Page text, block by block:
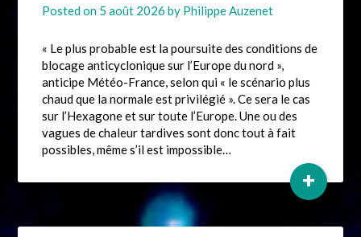
Posted on 5 août 2026 by Philippe Auzenet
« Le plus probable est la poursuite des conditions de
blocage anticyclonique sur l’Europe du nord »,
anticipe Météo-France, selon qui « le scénario plus
chaud que la normale est privilégié ». Ce sera le cas
sur l’Hexagone et sur toute l’Europe. Une ou des
vagues de chaleur tardives sont donc tout à fait
possibles, même s’il est impossible…
+